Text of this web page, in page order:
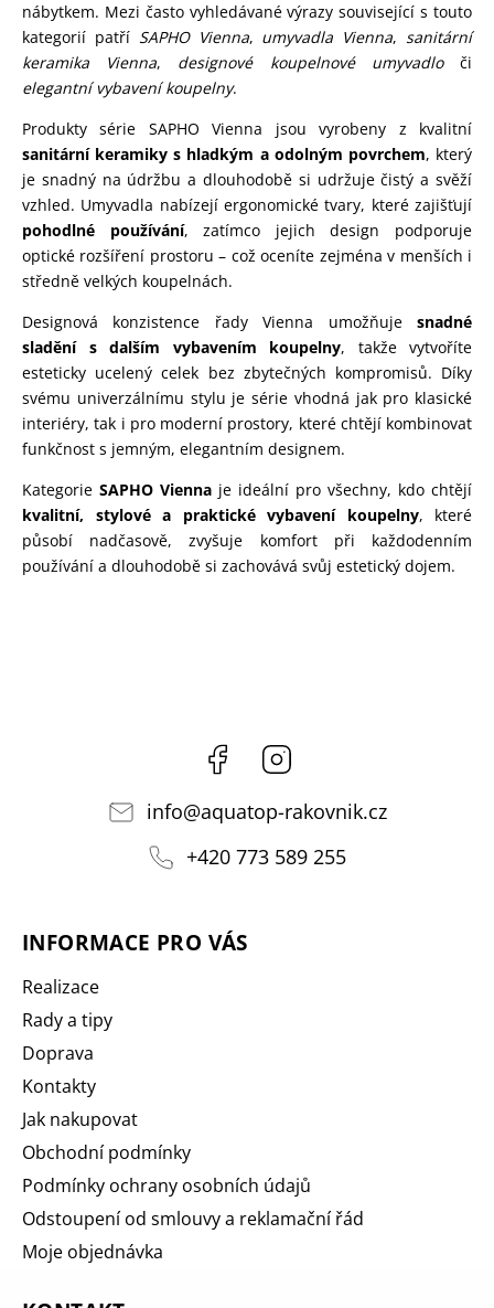
nábytkem. Mezi často vyhledávané výrazy související s touto
kategorií patří SAPHO Vienna, umyvadla Vienna,sanitární
keramika Vienna, designové koupelnové umyvadloči
elegantní vybavení koupelny.
Produkty série SAPHO Vienna jsou vyrobeny z kvalitní
sanitární keramiky s hladkým a odolným povrchem, který
je snadný na údržbu a dlouhodobě si udržuje čistý a svěží
vzhled. Umyvadla nabízejí ergonomické tvary, které zajišťují
pohodlné používání, zatímco jejich design podporuje
optické rozšíření prostoru – což oceníte zejména v menších i
středně velkých koupelnách.
Designová konzistence řady Vienna umožňuje snadné
sladění s dalším vybavením koupelny, takže vytvoříte
esteticky ucelený celek bez zbytečných kompromisů. Díky
svému univerzálnímu stylu je série vhodná jak pro klasické
interiéry, tak i pro moderní prostory, které chtějí kombinovat
funkčnost s jemným, elegantním designem.
Kategorie SAPHO Vienna je ideální pro všechny, kdo chtějí
kvalitní, stylové a praktické vybavení koupelny, které
působí nadčasově, zvyšuje komfort při každodenním
používání a dlouhodobě si zachovává svůj estetický dojem.
Facebook
info@aquatop-rakovnik.cz
+420 773 589 255
INFORMACE PRO VÁS
Realizace
Rady a tipy
Doprava
Kontakty
Jak nakupovat
Obchodní podmínky
Podmínky ochrany osobních údajů
Odstoupení od smlouvy a reklamační řád
Moje objednávka